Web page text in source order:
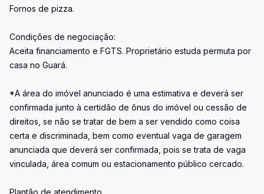
Fornos de pizza.
Condições de negociação:
Aceita financiamento e FGTS. Proprietário estuda permuta por
casa no Guará.
*A área do imóvel anunciado é uma estimativa e deverá ser
confirmada junto à certidão de ônus do imóvel ou cessão de
direitos, se não se tratar de bem a ser vendido como coisa
certa e discriminada, bem como eventual vaga de garagem
anunciada que deverá ser confirmada, pois se trata de vaga
vinculada, área comum ou estacionamento público cercado.
Plantão de atendimento